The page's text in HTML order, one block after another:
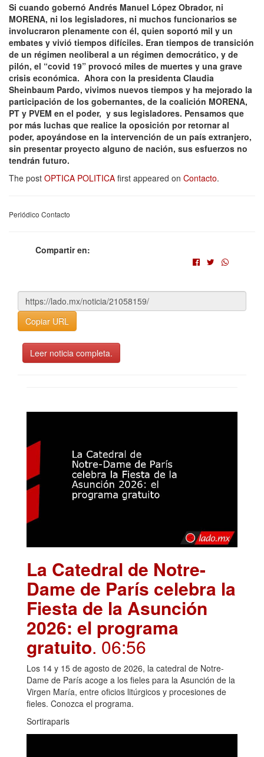
Si cuando gobernó Andrés Manuel López Obrador, ni
MORENA, ni los legisladores, ni muchos funcionarios se
involucraron plenamente con él, quien soportó mil y un
embates y vivió tiempos difíciles. Eran tiempos de transición
de un régimen neoliberal a un régimen democrático, y de
pilón, el “covid 19” provocó miles de muertes y una grave
crisis económica. Ahora con la presidenta Claudia
Sheinbaum Pardo, vivimos nuevos tiempos y ha mejorado la
participación de los gobernantes, de la coalición MORENA,
PT y PVEM en el poder, y sus legisladores. Pensamos que
por más luchas que realice la oposición por retornar al
poder, apoyándose en la intervención de un país extranjero,
sin presentar proyecto alguno de nación, sus esfuerzos no
tendrán futuro.
The post OPTICA POLITICA first appeared on Contacto.
Periódico Contacto
Compartir en:
Copiar URL
Leer noticia completa.
La Catedral de Notre-
Dame de París celebra la
Fiesta de la Asunción
2026: el programa
gratuito. 06:56
Los 14 y 15 de agosto de 2026, la catedral de Notre-
Dame de París acoge a los fieles para la Asunción de la
Virgen María, entre oficios litúrgicos y procesiones de
fieles. Conozca el programa.
Sortiraparis